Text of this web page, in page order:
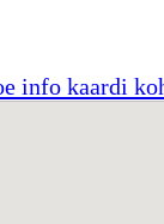
info kaardi